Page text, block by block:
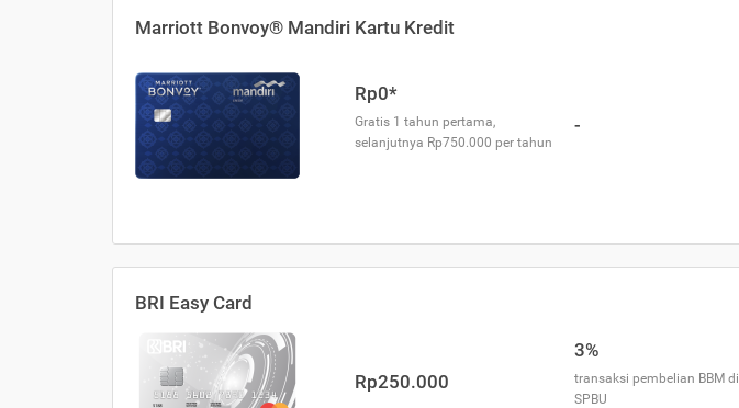
Marriott Bonvoy® Mandiri Kartu Kredit
Rp0*
Gratis 1 tahun pertama,
selanjutnya Rp750.000 per tahun
-
BRI Easy Card
Rp250.000
3%
transaksi pembelian BBM di
SPBU